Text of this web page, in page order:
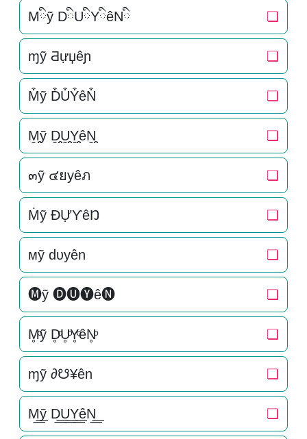
Mིỹ DིUིYིêNི ❏
ɱỹ Ƌựџêɲ ❏
M͒ỹ D͒U͒Y͒êN͒ ❏
M̬̤̯ỹ D̬̤̯U̬̤̯Y̬̤̯êN̬̤̯ ❏
๓ỹ ๔ยyêภ ❏
Ṁỹ ĐỰƳêŊ ❏
мỹ dυyên ❏
🅜ỹ 🅓🅤🅨ê🅝 ❏
M̥ͦỹ D̥ͦU̥ͦY̥ͦêN̥ͦ ❏
ɱỹ ∂☋¥ên ❏
M͟͟ỹ D͟͟U͟͟Y͟͟êN͟͟ ❏